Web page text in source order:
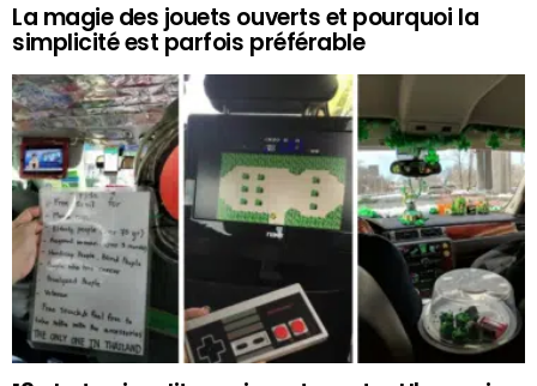
La magie des jouets ouverts et pourquoi la
simplicité est parfois préférable